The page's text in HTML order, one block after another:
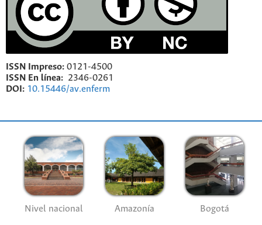
ISSN Impreso: 0121-4500
ISSN En línea: 2346-0261
DOI: 10.15446/av.enferm
Nivel nacional Amazonía Bogotá